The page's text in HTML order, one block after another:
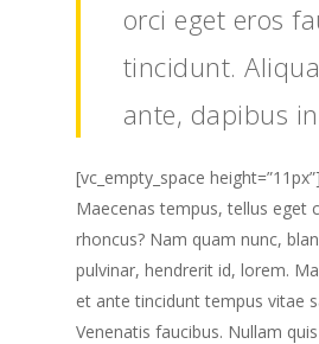
orci eget eros
tincidunt.
ante, dapibus
[vc_empty_space height=”11px”]
Maecenas tempus, tellus eget
rhoncus? Nam quam nunc,
pulvinar, hendrerit id, lorem.
et ante tincidunt tempus vitae
Venenatis faucibus. Nullam